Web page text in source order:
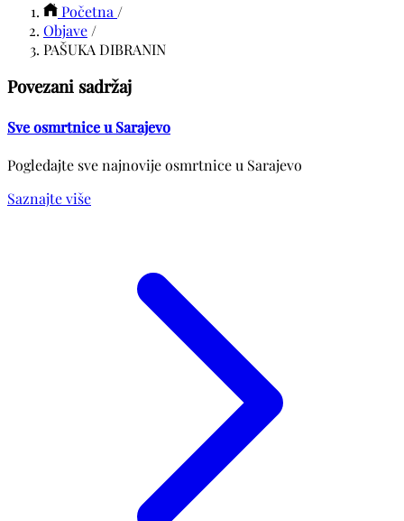
Početna /
Objave /
PAŠUKA DIBRANIN
Povezani sadržaj
Sve osmrtnice u Sarajevo
Pogledajte sve najnovije osmrtnice u Sarajevo
Saznajte više